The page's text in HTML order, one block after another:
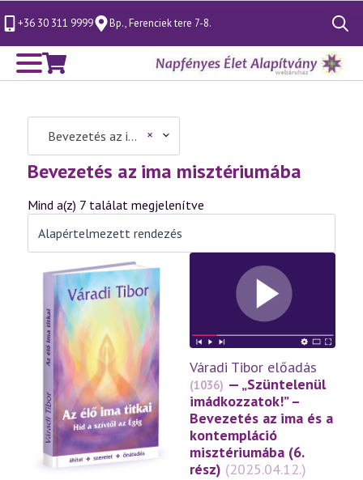
+36 30 311 9999 Bp., Ferenciek tere 7-8.
Search
for:
×
Bevezetés az ima misztériumába (7)
Bevezetés az ima misztériumába
Mind a(z) 7 találat megjelenítve
Váradi Tibor előadás
(1036) — „Szüntelenül
imádkozzatok!” –
Bevezetés az ima és a
kontempláció
misztériumába (6.
rész) (2025.04.12.)